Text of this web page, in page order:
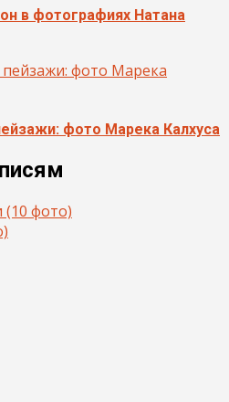
в фотографиях Натана
фото Марека Калхуса
фото)